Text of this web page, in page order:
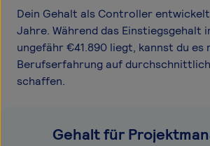
Dein Gehalt als Controller
Jahre. Während das Einstiegsgehalt
ungefähr €41.890 liegt, kannst du es
Berufserfahrung auf
schaffen.
Gehalt für